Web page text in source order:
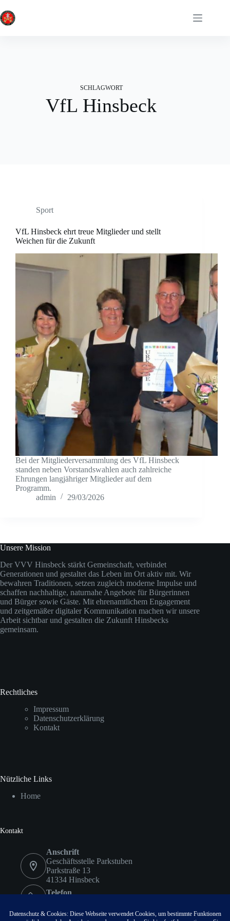
Inhalt
springen
SCHLAGWORT
VfL Hinsbeck
Sport
VfL Hinsbeck ehrt treue Mitglieder und stellt
Weichen für die Zukunft
Bei der Mitgliederversammlung des VfL Hinsbeck
standen neben Vorstandswahlen auch zahlreiche
Ehrungen langjähriger Mitglieder auf dem
Programm.
admin
29/03/2026
Unsere Mission
Der VVV Hinsbeck stärkt Gemeinschaft, verbindet
Generationen und gestaltet das Leben im Ort aktiv mit. Wir
bewahren Traditionen, setzen zugleich moderne Impulse und
schaffen nachhaltige, naturnahe Angebote für Bürgerinnen
und Bürger sowie Gäste. Mit ehrenamtlichem Engagement
und zeitgemäßer digitaler Kommunikation machen wir unsere
Arbeit sichtbar und gestalten die Zukunft Hinsbecks
gemeinsam.
Rechtliches
Impressum
Datenschutzerklärung
Kontakt
Nützliche Links
Home
Kontakt
Anschrift
Geschäftsstelle Parkstuben
Parkstraße 13
41334 Hinsbeck
Telefon
Fax